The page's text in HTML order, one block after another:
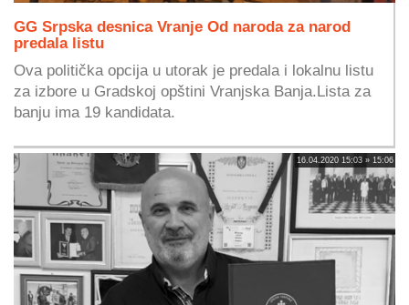
GG Srpska desnica Vranje Od naroda za narod
predala listu
Ova politička opcija u utorak je predala i lokalnu listu
za izbore u Gradskoj opštini Vranjska Banja.Lista za
banju ima 19 kandidata.
16.04.2020 15:03 » 15:06